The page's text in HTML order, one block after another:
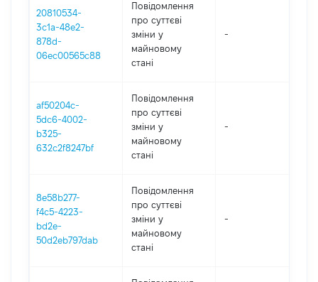
20810534-
3c1a-48e2-
878d-
06ec00565c88
Повідомлення
про суттєві
зміни y
майновому
стані
-
af50204c-
5dc6-4002-
b325-
632c2f8247bf
Повідомлення
про суттєві
зміни y
майновому
стані
-
8e58b277-
f4c5-4223-
bd2e-
50d2eb797dab
Повідомлення
про суттєві
зміни y
майновому
стані
-